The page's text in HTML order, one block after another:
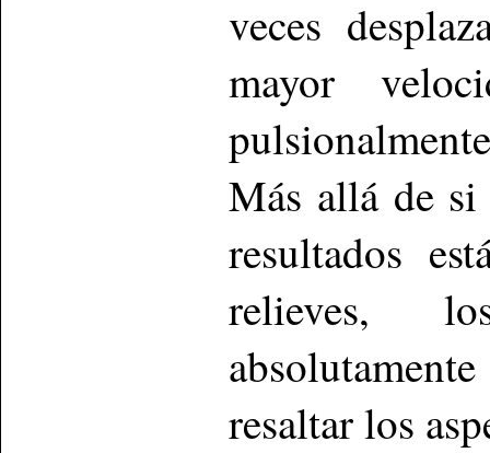
veces
mayor
Más allá de si
resultados
relieves,
resaltar los